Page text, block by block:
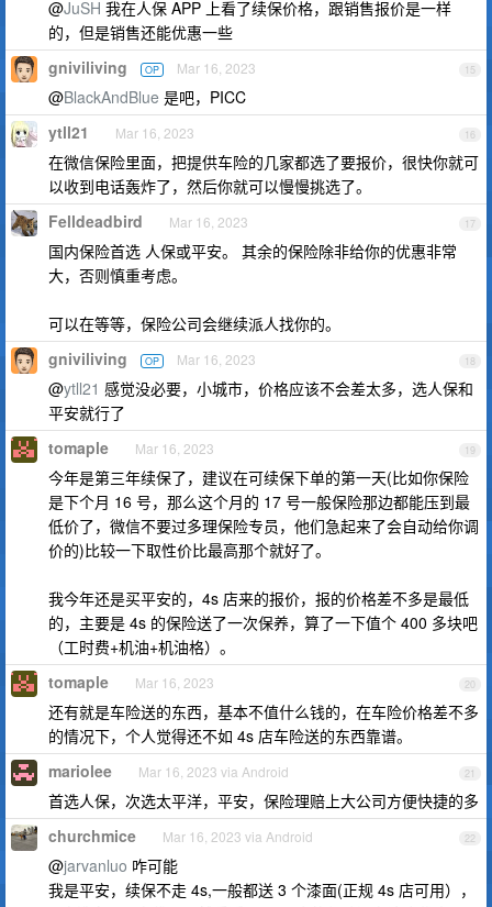
@JuSH 我在人保 APP 上看了续保价格，跟销售报价是一样
的，但是销售还能优惠一些
15
gniviliving OP Mar 16, 2023
@BlackAndBlue 是吧，PICC
16
ytll21 Mar 16, 2023
在微信保险里面，把提供车险的几家都选了要报价，很快你就可
以收到电话轰炸了，然后你就可以慢慢挑选了。
17
Felldeadbird Mar 16, 2023
国内保险首选 人保或平安。 其余的保险除非给你的优惠非常
大，否则慎重考虑。
可以在等等，保险公司会继续派人找你的。
18
gniviliving OP Mar 16, 2023
@ytll21 感觉没必要，小城市，价格应该不会差太多，选人保和
平安就行了
19
tomaple Mar 16, 2023
今年是第三年续保了，建议在可续保下单的第一天(比如你保险
是下个月 16 号，那么这个月的 17 号一般保险那边都能压到最
低价了，微信不要过多理保险专员，他们急起来了会自动给你调
价的)比较一下取性价比最高那个就好了。
我今年还是买平安的，4s 店来的报价，报的价格差不多是最低
的，主要是 4s 的保险送了一次保养，算了一下值个 400 多块吧
（工时费+机油+机油格）。
20
tomaple Mar 16, 2023
还有就是车险送的东西，基本不值什么钱的，在车险价格差不多
的情况下，个人觉得还不如 4s 店车险送的东西靠谱。
21
mariolee Mar 16, 2023 via Android
首选人保，次选太平洋，平安，保险理赔上大公司方便快捷的多
22
churchmice Mar 16, 2023 via Android
@jarvanluo 咋可能
我是平安，续保不走 4s,一般都送 3 个漆面(正规 4s 店可用），